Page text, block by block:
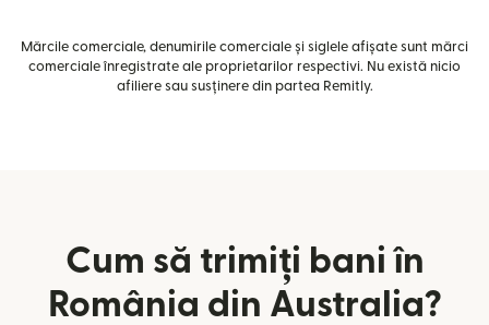
Mărcile comerciale, denumirile comerciale și siglele afișate sunt mărci
comerciale înregistrate ale proprietarilor respectivi. Nu există nicio
afiliere sau susținere din partea Remitly.
Cum să trimiți bani în
România din Australia?